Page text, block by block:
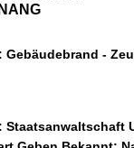
Gebäudebrand -
Staatsanwaltschaft